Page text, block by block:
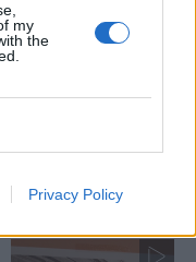
my
the
Privacy Policy